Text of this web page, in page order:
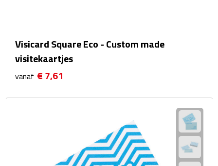
Plastic bekers
Reisbekers
Thermosbekers
Opvouwbare drinkfles
Visicard Square Eco - Custom made
visitekaartjes
vanaf € 7,61